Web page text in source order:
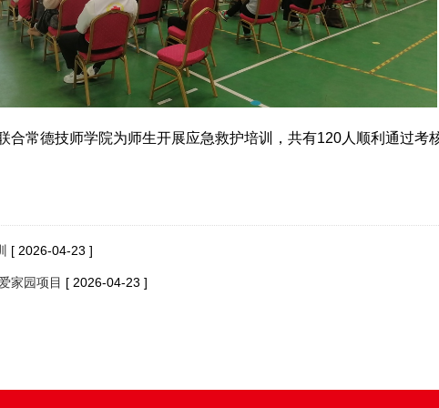
常德技师学院为师生开展应急救护培训，共有120人顺利通过考
[ 2026-04-23 ]
家园项目 [ 2026-04-23 ]